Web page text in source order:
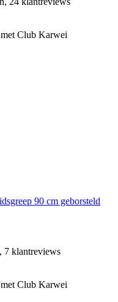
Club Karwei
90 cm geborsteld
7 klantreviews
Club Karwei